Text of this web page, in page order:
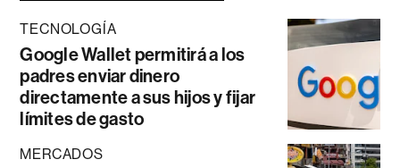
TECNOLOGÍA
Google Wallet permitirá a los
padres enviar dinero
directamente a sus hijos y fijar
límites de gasto
MERCADOS